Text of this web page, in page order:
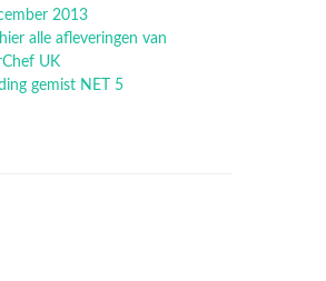
2013
alle afleveringen van
UK
gemist NET 5